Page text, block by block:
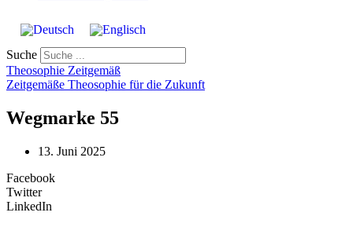
Suche
Theosophie Zeitgemäß
Zeitgemäße Theosophie für die Zukunft
Wegmarke 55
13. Juni 2025
Facebook
Twitter
LinkedIn